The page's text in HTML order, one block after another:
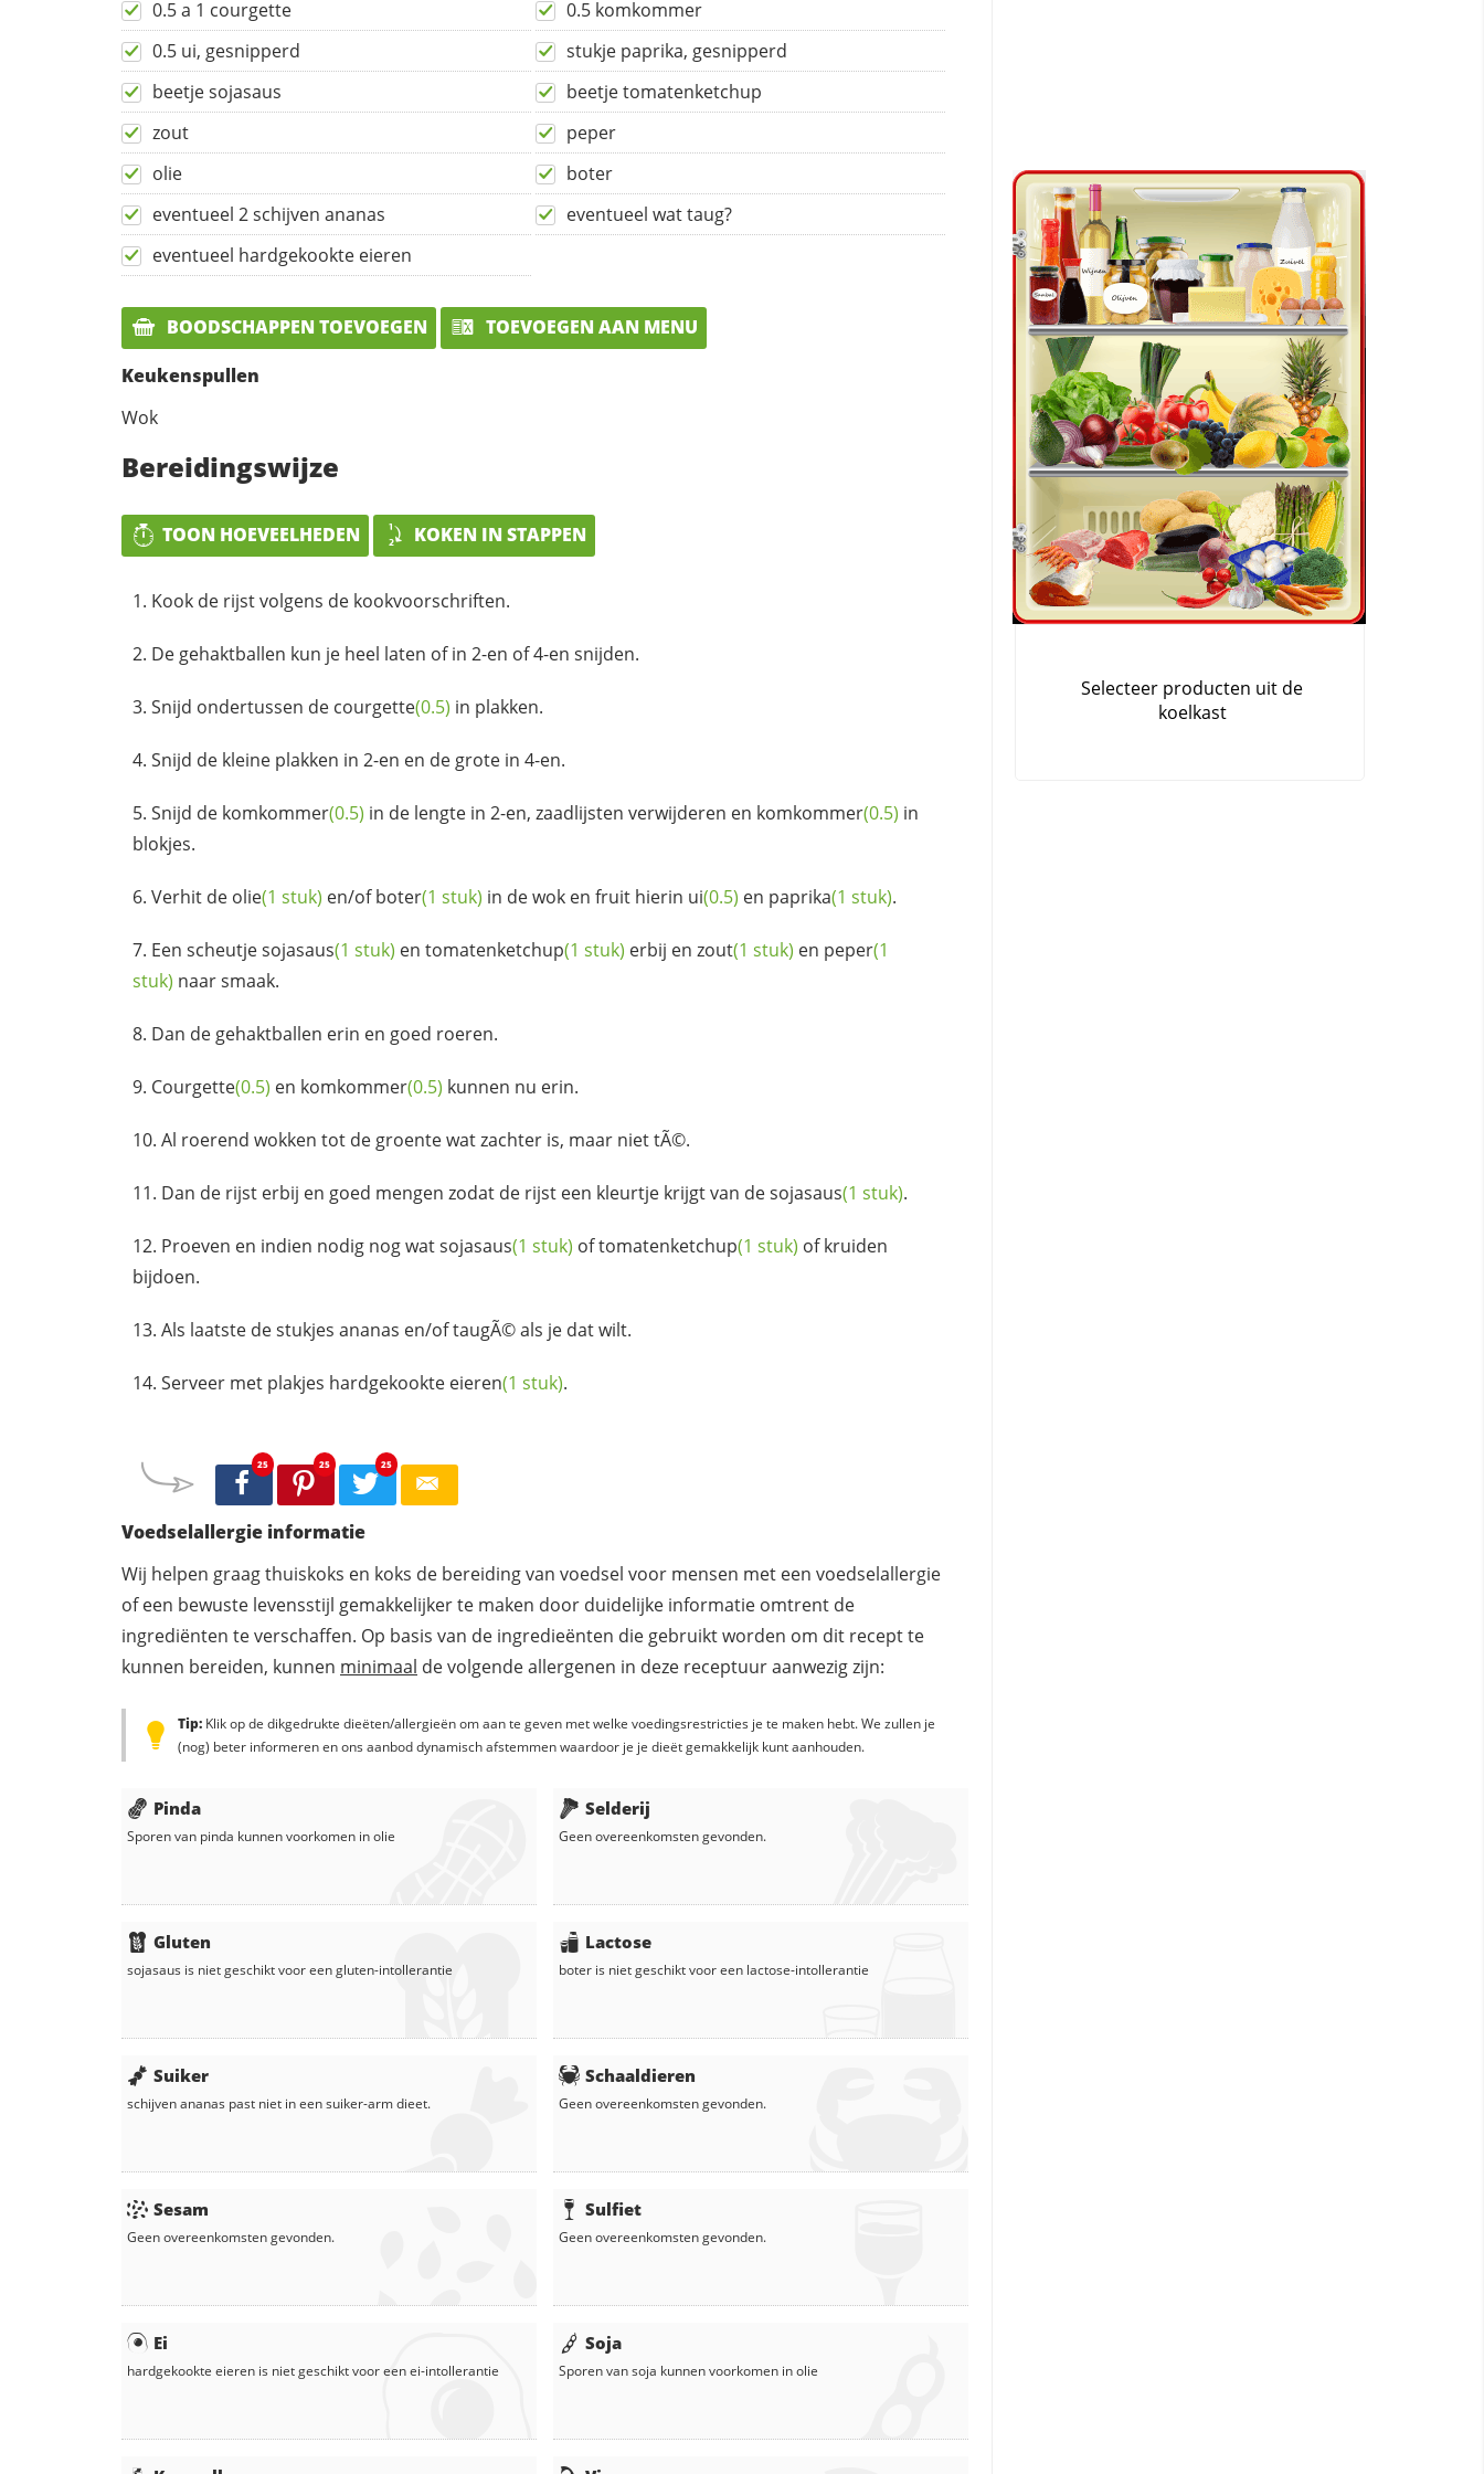
0.5 a 1 courgette
0.5 komkommer
0.5 ui, gesnipperd
stukje paprika, gesnipperd
beetje sojasaus
beetje tomatenketchup
zout
peper
olie
boter
eventueel 2 schijven ananas
eventueel wat taug?
eventueel hardgekookte eieren
BOODSCHAPPEN TOEVOEGEN
TOEVOEGEN AAN MENU
Keukenspullen
Wok
Bereidingswijze
TOON HOEVEELHEDEN KOKEN IN STAPPEN
Kook de rijst volgens de kookvoorschriften.
De gehaktballen kun je heel laten of in 2-en of 4-en snijden.
Snijd ondertussen de courgette(0.5) in plakken.
Snijd de kleine plakken in 2-en en de grote in 4-en.
Snijd de komkommer(0.5) in de lengte in 2-en, zaadlijsten verwijderen en komkommer(0.5) in
blokjes.
Verhit de olie(1 stuk) en/ofboter(1 stuk) in de wok en fruit hierin ui(0.5) en paprika(1 stuk).
Een scheutjesojasaus(1 stuk) en tomatenketchup(1 stuk) erbij en zout(1 stuk) en peper(1
stuk) naar smaak.
Dan de gehaktballen erin en goed roeren.
Courgette(0.5) en komkommer(0.5) kunnen nu erin.
Al roerend wokken tot de groente wat zachter is, maar niet tÃ©.
Dan de rijst erbij en goed mengen zodat de rijst een kleurtje krijgt van desojasaus(1 stuk).
Proeven en indien nodig nog watsojasaus(1 stuk) oftomatenketchup(1 stuk) of kruiden
bijdoen.
Als laatste de stukjes ananas en/of taugÃ© als je dat wilt.
Serveer met plakjes hardgekookte eieren(1 stuk).
25 25 25
Voedselallergie informatie
Wij helpen graag thuiskoks en koks de bereiding van voedsel voor mensen met een voedselallergie
of een bewuste levensstijl gemakkelijker te maken door duidelijke informatie omtrent de
ingrediënten te verschaffen. Op basis van de ingredieënten die gebruikt worden om dit recept te
kunnen bereiden, kunnen minimaal de volgende allergenen in deze receptuur aanwezig zijn:
Tip: Klik op de dikgedrukte dieëten/allergieën om aan te geven met welke voedingsrestricties je te maken hebt. We zullen je
(nog) beter informeren en ons aanbod dynamisch afstemmen waardoor je je dieët gemakkelijk kunt aanhouden.
Pinda
Sporen van pinda kunnen voorkomen inolie
Gluten
sojasaus is niet geschikt voor een gluten-intollerantie
Suiker
schijvenananas past niet in een suiker-arm dieet.
Sesam
Geen overeenkomsten gevonden.
Ei
hardgekookte eieren is niet geschikt voor een ei-intollerantie
Selderij
Geen overeenkomsten gevonden.
Lactose
boter is niet geschikt voor een lactose-intollerantie
Schaaldieren
Geen overeenkomsten gevonden.
Sulfiet
Geen overeenkomsten gevonden.
Soja
Sporen van soja kunnen voorkomen inolie